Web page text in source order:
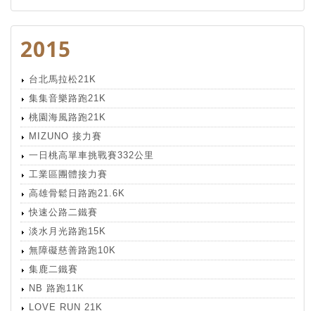
2015
台北馬拉松21K
集集音樂路跑21K
桃園海風路跑21K
MIZUNO 接力賽
一日桃高單車挑戰賽332公里
工業區團體接力賽
高雄骨鬆日路跑21.6K
快速公路二鐵賽
淡水月光路跑15K
無障礙慈善路跑10K
集鹿二鐵賽
NB 路跑11K
LOVE RUN 21K